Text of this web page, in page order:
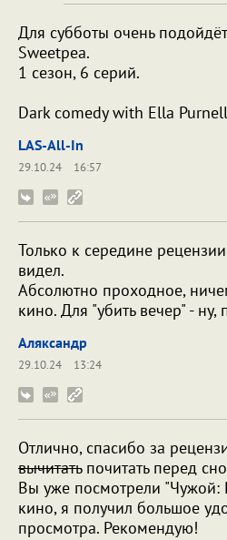
Для субботы очень
Sweetpea.
1 сезон, 6 серий.
Dark comedy with Ella
LAS-All-In
29.10.24
16:57
Только к середине
видел.
Абсолютно проходное,
кино. Для "убить вечер" - ну,
Аляксандр
29.10.24
13:24
Отлично, спасибо за
вычитатьпочитать перед
Вы уже посмотрели "Чужой:
кино, я получил большое
просмотра. Рекомендую!